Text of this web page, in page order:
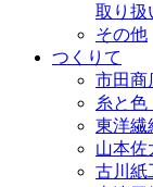
取り扱
その他
つくりて
市田商
糸と色
東洋繊
山本佐
古川紙